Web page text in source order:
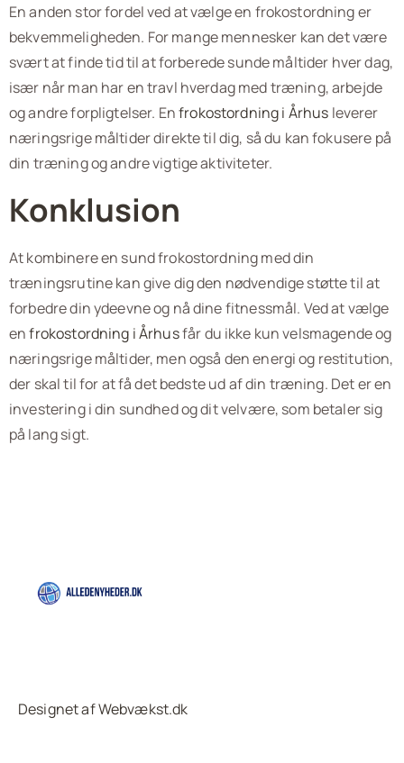
En anden stor fordel ved at vælge en frokostordning er
bekvemmeligheden. For mange mennesker kan det være
svært at finde tid til at forberede sunde måltider hver dag,
især når man har en travl hverdag med træning, arbejde
og andre forpligtelser. Enfrokostordning i Århus leverer
næringsrige måltider direkte til dig, så du kan fokusere på
din træning og andre vigtige aktiviteter.
Konklusion
At kombinere en sund frokostordning med din
træningsrutine kan give dig den nødvendige støtte til at
forbedre din ydeevne og nå dine fitnessmål. Ved at vælge
enfrokostordning i Århusfår du ikke kun velsmagende og
næringsrige måltider, men også den energi og restitution,
der skal til for at få det bedste ud af din træning. Det er en
investering i din sundhed og dit velvære, som betaler sig
på lang sigt.
Designet af Webvækst.dk